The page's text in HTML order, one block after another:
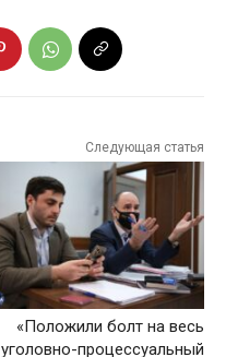
Следующая статья
«Положили болт на весь
уголовно-процессуальный